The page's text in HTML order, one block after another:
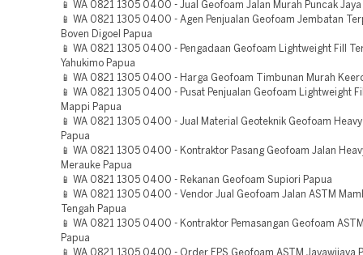
📱 WA 0821 1305 0400 - Jual Geofoam Jalan Murah Puncak Jaya
📱 WA 0821 1305 0400 - Agen Penjualan Geofoam Jembatan
Boven Digoel Papua
📱 WA 0821 1305 0400 - Pengadaan Geofoam Lightweight Fill
Yahukimo Papua
📱 WA 0821 1305 0400 - Harga Geofoam Timbunan Murah
📱 WA 0821 1305 0400 - Pusat Penjualan Geofoam Lightweight
Mappi Papua
📱 WA 0821 1305 0400 - Jual Material Geoteknik Geofoam
Papua
📱 WA 0821 1305 0400 - Kontraktor Pasang Geofoam Jalan
Merauke Papua
📱 WA 0821 1305 0400 - Rekanan Geofoam Supiori Papua
📱 WA 0821 1305 0400 - Vendor Jual Geofoam Jalan ASTM
Tengah Papua
📱 WA 0821 1305 0400 - Kontraktor Pemasangan Geofoam
Papua
📱 WA 0821 1305 0400 - Order EPS Geofoam ASTM Jayawijaya